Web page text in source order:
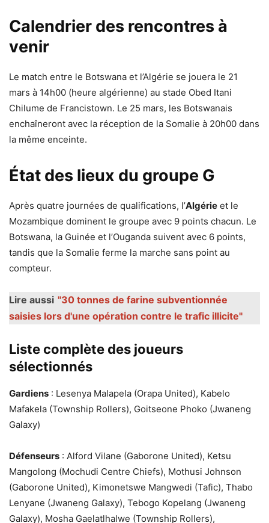
Calendrier des rencontres à
venir
Le match entre le Botswana et l’Algérie se jouera le 21
mars à 14h00 (heure algérienne) au stade Obed Itani
Chilume de Francistown. Le 25 mars, les Botswanais
enchaîneront avec la réception de la Somalie à 20h00 dans
la même enceinte.
État des lieux du groupe G
Après quatre journées de qualifications, l’Algérie et le
Mozambique dominent le groupe avec 9 points chacun. Le
Botswana, la Guinée et l’Ouganda suivent avec 6 points,
tandis que la Somalie ferme la marche sans point au
compteur.
Lire aussi "30 tonnes de farine subventionnée
saisies lors d'une opération contre le trafic illicite"
Liste complète des joueurs
sélectionnés
Gardiens : Lesenya Malapela (Orapa United), Kabelo
Mafakela (Township Rollers), Goitseone Phoko (Jwaneng
Galaxy)
Défenseurs : Alford Vilane (Gaborone United), Ketsu
Mangolong (Mochudi Centre Chiefs), Mothusi Johnson
(Gaborone United), Kimonetswe Mangwedi (Tafic), Thabo
Lenyane (Jwaneng Galaxy), Tebogo Kopelang (Jwaneng
Galaxy), Mosha Gaelatlhalwe (Township Rollers),